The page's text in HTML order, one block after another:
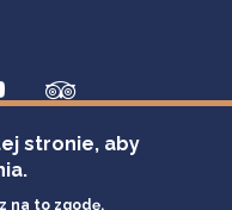
stronie, aby
na to zgodę.